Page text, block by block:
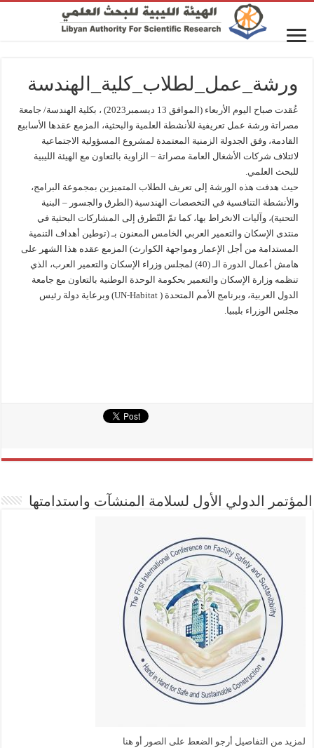
ورشة_عمل_لطلاب_كلية_الهندسة
عُقدت صباح اليوم الأربعاء (الموافق 13 ديسمبر2023) ، بكلية الهندسة/ جامعة
مصراتة ورشة عمل تعريفية للأنشطة العلمية والبحثية، المزمع عقدها الأسابيع
القادمة، وفق الجدولة الزمنية المعتمدة لمشروع المسؤولية الاجتماعية
لائتلاف شركات الأشغال العامة مصراتة – الزاوية بالتعاون مع الهيئة الليبية
للبحث العلمي.
حيث هدفت هذه الورشة إلى تعريف الطلاب المتميزين بمجموعة البرامج،
والأنشطة التنافسية في التخصصات الهندسية (الطرق والجسور – البنية
التحتية)، وآليات الانخراط بها، كما تمّ التّطرق إلى المشاركات البحثية في
منتدى الإسكان والتعمير العربي الخامس المعنون بـ (توطين أهداف التنمية
المستدامة من أجل الإعمار ومواجهة الكوارث) المزمع عقده هذا الشهر على
هامش أعمال الدورة الـ (40) لمجلس وزراء الإسكان والتعمير العرب، الذي
تنظمه وزارة الإسكان والتعمير بحكومة الوحدة الوطنية بالتعاون مع جامعة
الدول العربية، وبرنامج الأمم المتحدة ( UN-Habitat) وبرعاية دولة رئيس
مجلس الوزراء بليبيا.
المؤتمر الدولي الأول لسلامة المنشآت واستدامتها
لمزيد من التفاصيل أرجو الضعط على الصور أو هنا